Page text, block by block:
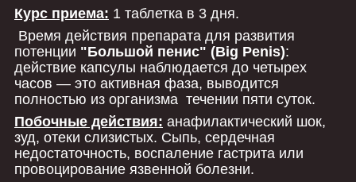
Курс приема: 1 таблетка в 3 дня.
Время действия препарата для развития
потенции "Большой пенис" (Big Penis):
действие капсулы наблюдается до четырех
часов — это активная фаза, выводится
полностью из организма течении пяти суток.
Побочные действия: анафилактический шок,
зуд, отеки слизистых. Сыпь, сердечная
недостаточность, воспаление гастрита или
провоцирование язвенной болезни.